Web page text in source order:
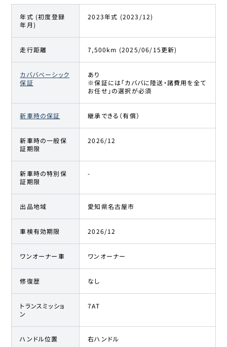
年式 (初度登録
年月)
2023年式 (2023/12)
走行距離 7,500km (2025/06/15更新)
カババベーシック
保証
あり
※保証には「カババに陸送・諸費用を全て
お任せ」の選択が必須
新車時の保証 継承できる（有償）
新車時の一般保
証期限
2026/12
新車時の特別保
証期限
-
出品地域 愛知県名古屋市
車検有効期限 2026/12
ワンオーナー車 ワンオーナー
修復歴 なし
トランスミッショ
ン
7AT
ハンドル位置 右ハンドル